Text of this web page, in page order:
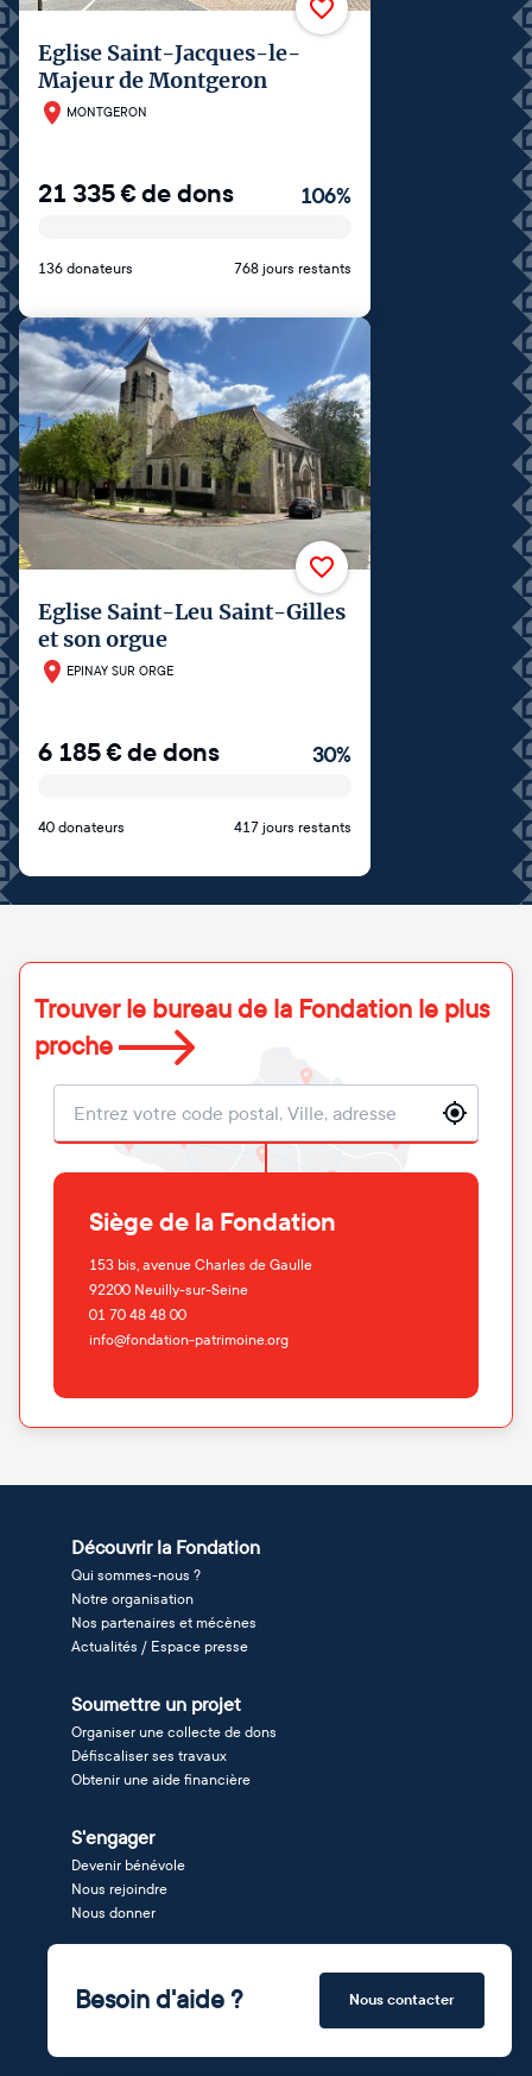
Eglise Saint-Jacques-le-
Majeur de Montgeron
MONTGERON
21 335€de dons 106%
136 donateurs 768 jours restants
Eglise Saint-Leu Saint-Gilles
et son orgue
EPINAY SUR ORGE
6 185€de dons 30%
40 donateurs 417 jours restants
Trouver le bureau de la Fondation le plus
proche
Localisation
Siège de la Fondation
153 bis, avenue Charles de Gaulle
92200 Neuilly-sur-Seine
01 70 48 48 00
info@fondation-patrimoine.org
Découvrir la Fondation
Qui sommes-nous ?
Notre organisation
Nos partenaires et mécènes
Actualités / Espace presse
Soumettre un projet
Organiser une collecte de dons
Défiscaliser ses travaux
Obtenir une aide financière
S'engager
Devenir bénévole
Nous rejoindre
Nous donner
Besoin d'aide ? Nous contacter